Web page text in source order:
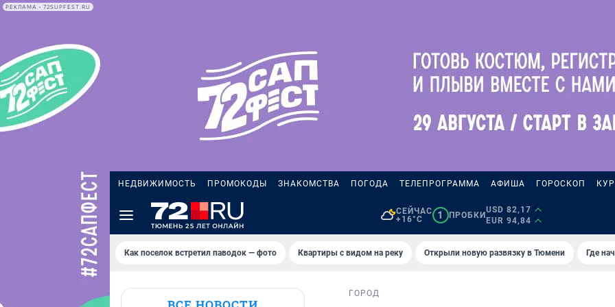
РЕКЛАМА • 72SUPFEST.RU
НЕДВИЖИМОСТЬ ПРОМОКОДЫ ЗНАКОМСТВА ПОГОДА ТЕЛЕПРОГРАММА АФИША ГОРОСКОП
СЕЙЧАС
+16°C
1 ПРОБКИ
USD 82,17
EUR 94,84
Как поселок встретил паводок — фото Квартиры с видом на реку Открыли новую развязку в Тюмени Где
ГОРОД